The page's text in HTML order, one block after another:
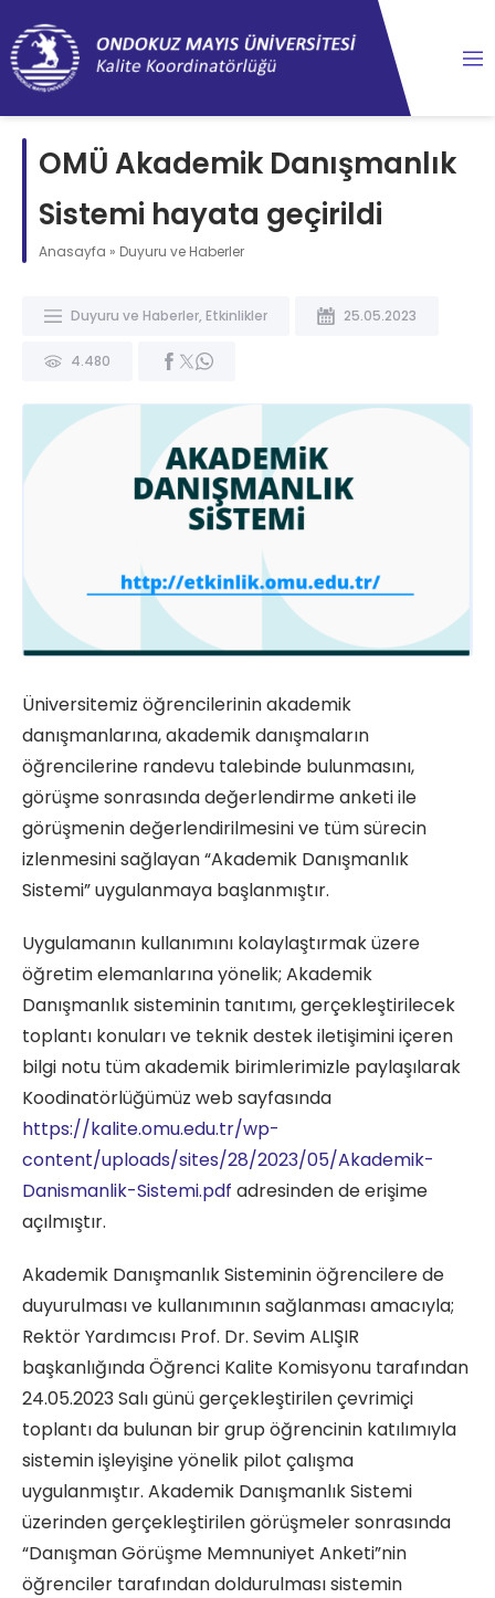
OMÜ Akademik Danışmanlık
Sistemi hayata geçirildi
Anasayfa » Duyuru ve Haberler
Duyuru ve Haberler, Etkinlikler 25.05.2023
4.480
Üniversitemiz öğrencilerinin akademik
danışmanlarına, akademik danışmaların
öğrencilerine randevu talebinde bulunmasını,
görüşme sonrasında değerlendirme anketi ile
görüşmenin değerlendirilmesini ve tüm sürecin
izlenmesini sağlayan “Akademik Danışmanlık
Sistemi” uygulanmaya başlanmıştır.
Uygulamanın kullanımını kolaylaştırmak üzere
öğretim elemanlarına yönelik; Akademik
Danışmanlık sisteminin tanıtımı, gerçekleştirilecek
toplantı konuları ve teknik destek iletişimini içeren
bilgi notu tüm akademik birimlerimizle paylaşılarak
Koodinatörlüğümüz web sayfasında
https://kalite.omu.edu.tr/wp-
content/uploads/sites/28/2023/05/Akademik-
Danismanlik-Sistemi.pdf adresinden de erişime
açılmıştır.
Akademik Danışmanlık Sisteminin öğrencilere de
duyurulması ve kullanımının sağlanması amacıyla;
Rektör Yardımcısı Prof. Dr. Sevim ALIŞIR
başkanlığında Öğrenci Kalite Komisyonu tarafından
24.05.2023 Salı günü gerçekleştirilen çevrimiçi
toplantı da bulunan bir grup öğrencinin katılımıyla
sistemin işleyişine yönelik pilot çalışma
uygulanmıştır. Akademik Danışmanlık Sistemi
üzerinden gerçekleştirilen görüşmeler sonrasında
“Danışman Görüşme Memnuniyet Anketi”nin
öğrenciler tarafından doldurulması sistemin